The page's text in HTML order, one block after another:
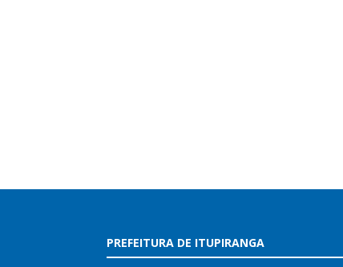
PREFEITURA DE ITUPIRANGA